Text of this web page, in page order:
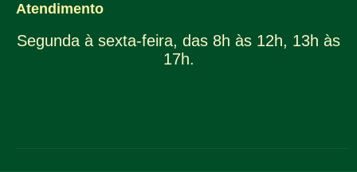
Atendimento
Segunda à sexta-feira, das 8h às 12h, 13h às
17h.